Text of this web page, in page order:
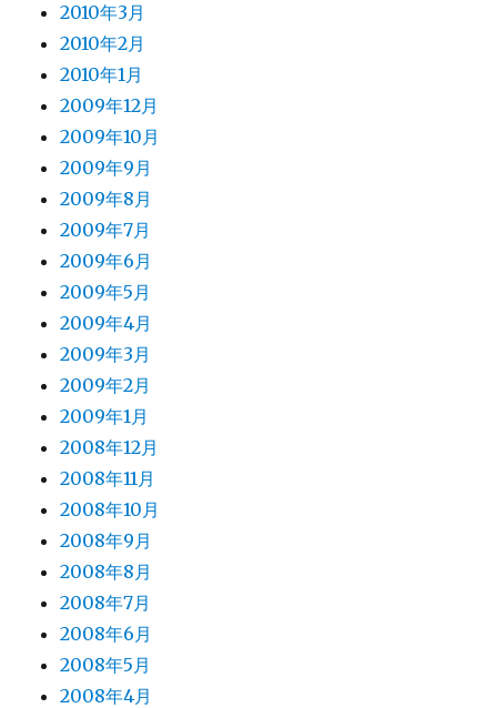
2010年3月
2010年2月
2010年1月
2009年12月
2009年10月
2009年9月
2009年8月
2009年7月
2009年6月
2009年5月
2009年4月
2009年3月
2009年2月
2009年1月
2008年12月
2008年11月
2008年10月
2008年9月
2008年8月
2008年7月
2008年6月
2008年5月
2008年4月